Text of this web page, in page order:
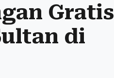
Gratis
di